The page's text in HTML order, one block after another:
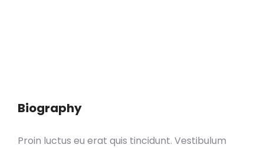
Biography
Proin luctus eu erat quis tincidunt. Vestibulum